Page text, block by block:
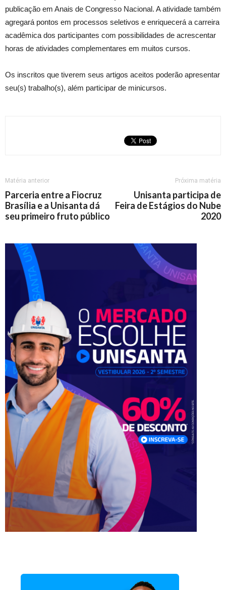
publicação em Anais de Congresso Nacional. A atividade também
agregará pontos em processos seletivos e enriquecerá a carreira
acadêmica dos participantes com possibilidades de acrescentar
horas de atividades complementares em muitos cursos.
Os inscritos que tiverem seus artigos aceitos poderão apresentar
seu(s) trabalho(s), além participar de minicursos.
Matéria anterior
Parceria entre a Fiocruz
Brasília e a Unisanta dá
seu primeiro fruto público
Próxima matéria
Unisanta participa de
Feira de Estágios do Nube
2020